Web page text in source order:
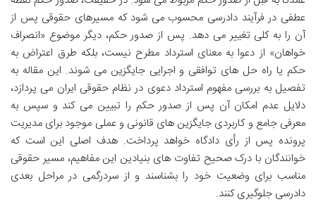
عطفی در فرآیند دادرسی محسوب می شود که مسیرهای حقوقی پس از
آن را به کلی تغییر می دهد. پس از صدور حکم، دیگر موضوع «انصراف
خواهان» از دعوا به معنای استرداد مطرح نیست، بلکه طرق اعتراض به
حکم یا راه حل های توافقی و اجرایی جایگزین می شوند. این مقاله به
تفصیل به بررسی مفهوم استرداد دعوی در نظام حقوقی ایران می پردازد،
دلایل عدم امکان آن پس از صدور حکم را تبیین می کند و سپس به
معرفی جامع و کاربردی جایگزین های قانونی و عملی موجود برای مدیریت
پرونده پس از رأی دادگاه خواهد پرداخت. هدف اصلی این است که
خوانندگان با درک صحیح تفاوت های بنیادین این مفاهیم، مسیر حقوقی
مناسب برای وضعیت خود را بشناسند و از سردرگمی در مراحل بعدی
دادرسی جلوگیری کنند.